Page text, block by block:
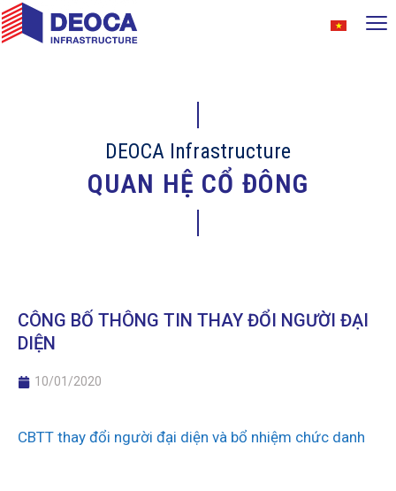
DEOCA Infrastructure
QUAN HỆ CỔ ĐÔNG
CÔNG BỐ THÔNG TIN THAY ĐỔI NGƯỜI ĐẠI
DIỆN
10/01/2020
CBTT thay đổi người đại diện và bổ nhiệm chức danh